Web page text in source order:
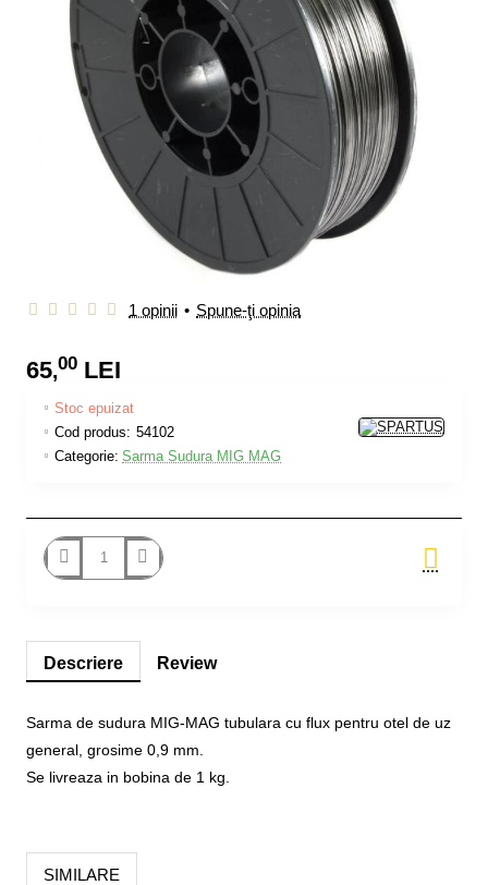
1 opinii • Spune-ţi opinia
65,00 LEI
Stoc epuizat
Cod produs: 54102
Categorie: Sarma Sudura MIG MAG
Descriere Review
Sarma de sudura MIG-MAG tubulara cu flux pentru otel de uz
general, grosime 0,9 mm.
Se livreaza in bobina de 1 kg.
SIMILARE